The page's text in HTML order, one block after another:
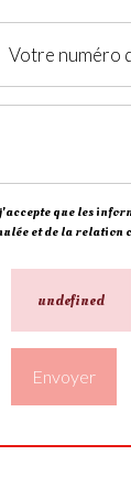
que les
et de la
undefined